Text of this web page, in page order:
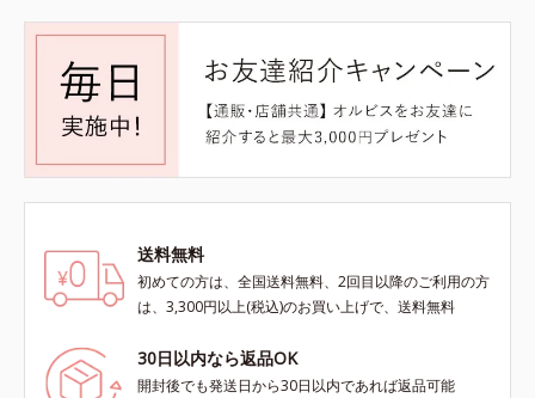
送料無料
初めての方は、全国送料無料、2回目以降のご利用の方
は、3,300円以上(税込)のお買い上げで、送料無料
30日以内なら返品OK
開封後でも発送日から30日以内であれば返品可能